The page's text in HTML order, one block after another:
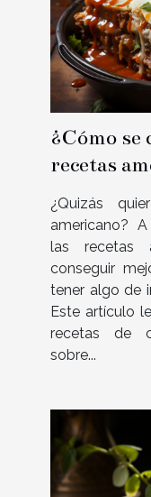
¿Cómo se
recetas
¿Quizás
americano?
las recetas
conseguir
tener algo de
Este artículo
recetas de
sobre...